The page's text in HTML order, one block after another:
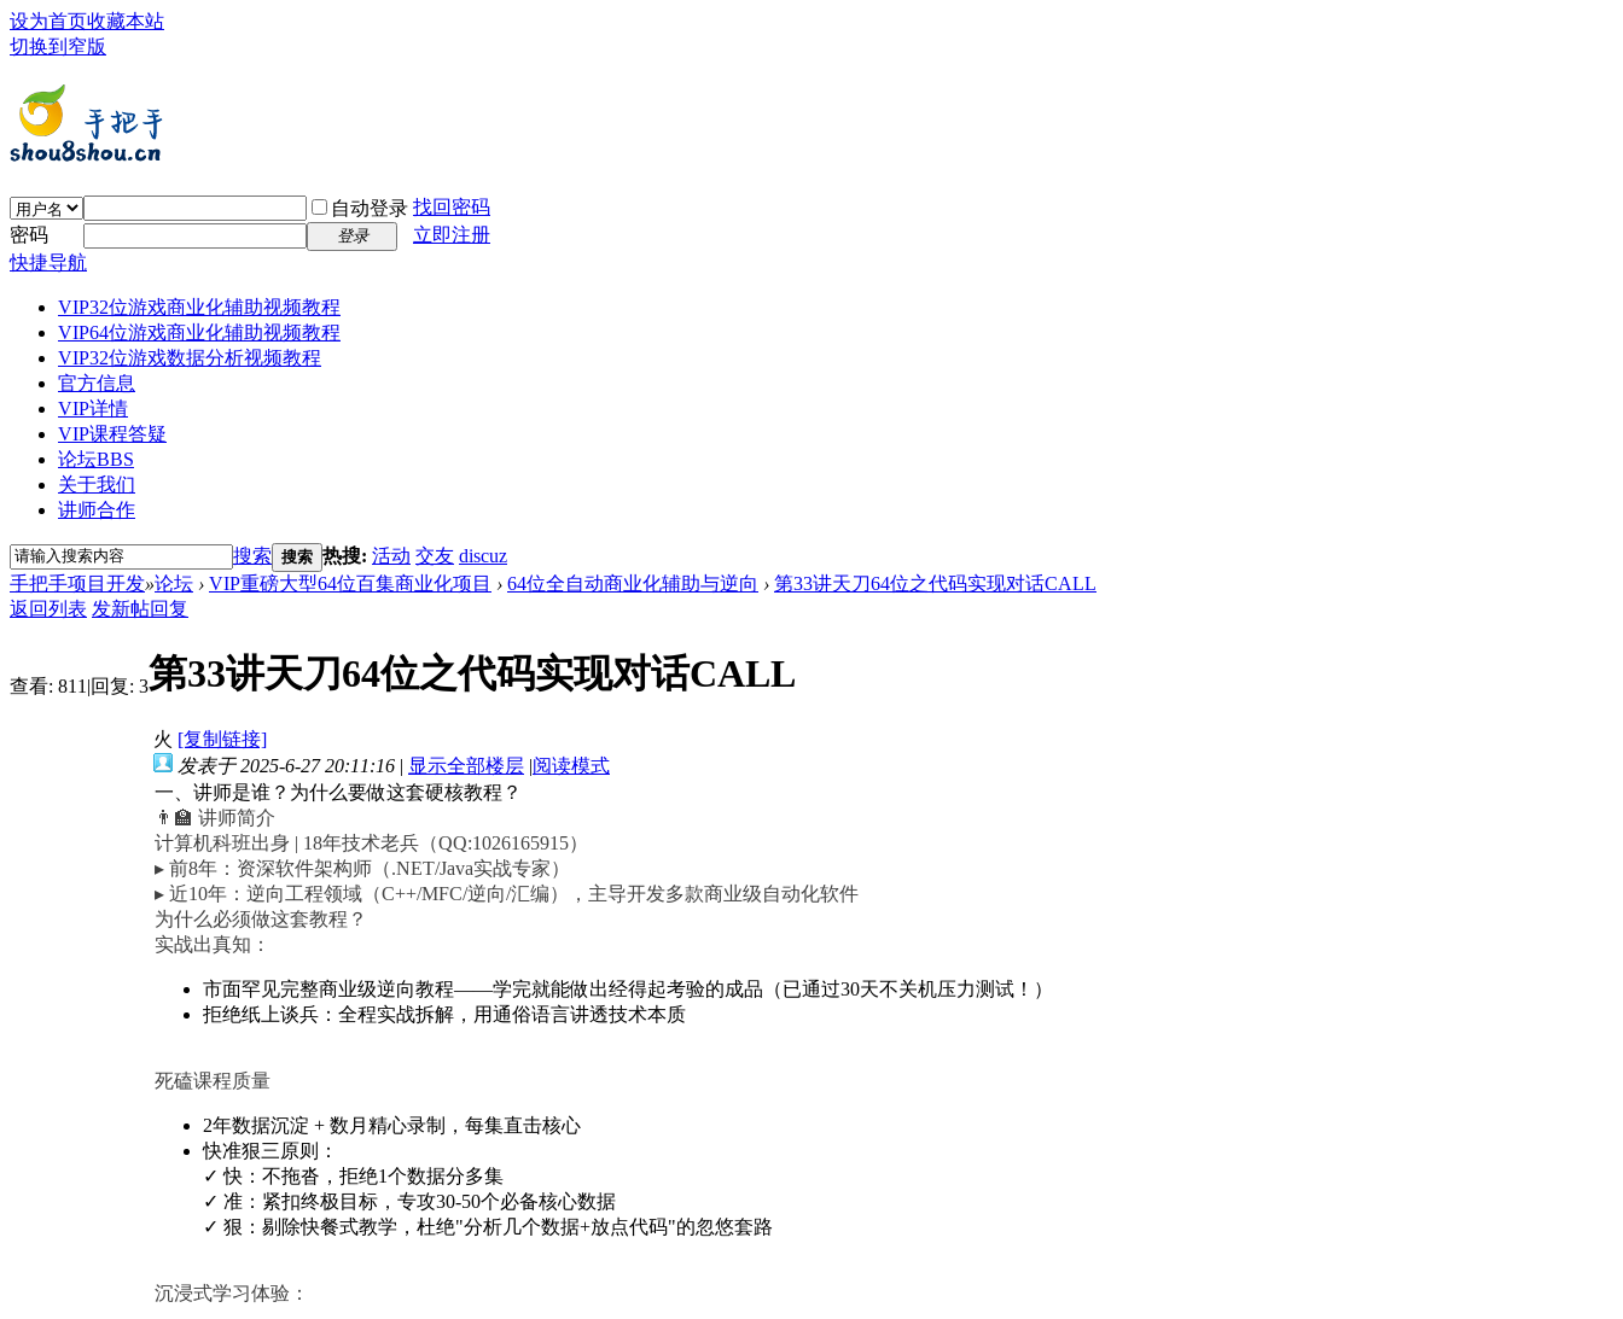
设为首页收藏本站
切换到窄版
自动登录 找回密码
密码
登录
立即注册
快捷导航
VIP32位游戏商业化辅助视频教程
VIP64位游戏商业化辅助视频教程
VIP32位游戏数据分析视频教程
官方信息
VIP详情
VIP课程答疑
论坛BBS
关于我们
讲师合作
搜索 搜索 热搜: 活动 交友 discuz
手把手项目开发»论坛 › VIP重磅大型64位百集商业化项目 › 64位全自动商业化辅助与逆向 › 第33讲天刀64位之代码实现对话CALL
返回列表 发新帖回复
查看: 811 |回复: 3第33讲天刀64位之代码实现对话CALL
火 [复制链接]
发表于 2025-6-27 20:11:16 | 显示全部楼层 |阅读模式
一、讲师是谁？为什么要做这套硬核教程？
👨🏫 讲师简介
计算机科班出身 | 18年技术老兵（QQ:1026165915）
▸ 前8年 ：资深软件架构师（.NET/Java实战专家）
▸ 近10年 ：逆向工程领域（C++/MFC/逆向/汇编），主导开发多款商业级自动化软件
为什么必须做这套教程？
实战出真知 ：
市面罕见完整商业级逆向教程——学完就能做出经得起考验的成品（已通过30天不关机压力测试！）
拒绝纸上谈兵：全程实战拆解，用通俗语言讲透技术本质
死磕课程质量
2年数据沉淀 + 数月精心录制，每集直击核心
快准狠三原则：
✓ 快：不拖沓，拒绝1个数据分多集
✓ 准：紧扣终极目标，专攻30-50个必备核心数据
✓ 狠：剔除快餐式教学，杜绝"分析几个数据+放点代码"的忽悠套路
沉浸式学习体验 ：